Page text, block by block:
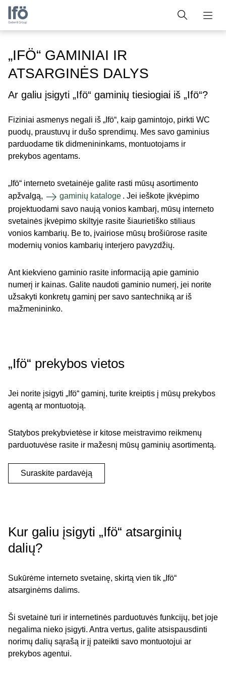
„IFÖ“ GAMINIAI IR
ATSARGINĖS DALYS
Ar galiu įsigyti „Ifö“ gaminių tiesiogiai iš „Ifö“?
Fiziniai asmenys negali iš „Ifö“, kaip gamintojo, pirkti WC
puodų, praustuvų ir dušo sprendimų. Mes savo gaminius
parduodame tik didmenininkams, montuotojams ir
prekybos agentams.
„Ifö“ interneto svetainėje galite rasti mūsų asortimento
apžvalgą,
gaminių kataloge . Jei ieškote įkvėpimo
projektuodami savo naują vonios kambarį, mūsų interneto
svetainės įkvėpimo skiltyje rasite šiaurietiško stiliaus
vonios kambarių. Be to, įvairiose mūsų brošiūrose rasite
modernių vonios kambarių interjero pavyzdžių.
Ant kiekvieno gaminio rasite informaciją apie gaminio
numerį ir kainas. Galite naudoti gaminio numerį, jei norite
užsakyti konkretų gaminį per savo santechniką ar iš
mažmenininko.
„Ifö“ prekybos vietos
Jei norite įsigyti „Ifö“ gaminį, turite kreiptis į mūsų prekybos
agentą ar montuotoją.
Statybos prekybvietėse ir kitose meistravimo reikmenų
parduotuvėse rasite ir mažesnį mūsų gaminių asortimentą.
Suraskite pardavėją
Kur galiu įsigyti „Ifö“ atsarginių
dalių?
Sukūrėme interneto svetainę, skirtą vien tik „Ifö“
atsarginėms dalims.
Ši svetainė turi ir internetinės parduotuvės funkcijų, bet joje
negalima nieko įsigyti. Antra vertus, galite atsispausdinti
norimų dalių sąrašą ir jį pateikti savo montuotojui ar
prekybos agentui.